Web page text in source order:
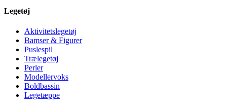
Legetøj
Aktivitetslegetøj
Bamser & Figurer
Puslespil
Trælegetøj
Perler
Modellervoks
Boldbassin
Legetæppe